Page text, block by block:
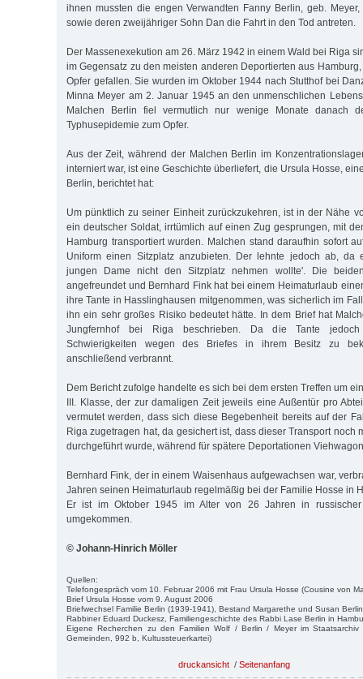
ihnen mussten die engen Verwandten Fanny Berlin, geb.
sowie deren zweijähriger Sohn Dan die Fahrt in den Tod antreten.
Der Massenexekution am 26. März 1942 in einem Wald bei Riga
im Gegensatz zu den meisten anderen Deportierten aus
Opfer gefallen. Sie wurden im Oktober 1944 nach Stutthof bei
Minna Meyer am 2. Januar 1945 an den unmenschlichen
Malchen Berlin fiel vermutlich nur wenige Monate danach
Typhusepidemie zum Opfer.
Aus der Zeit, während der Malchen Berlin im
interniert war, ist eine Geschichte überliefert, die Ursula Hosse,
Berlin, berichtet hat:
Um pünktlich zu seiner Einheit zurückzukehren, ist in der Nähe
ein deutscher Soldat, irrtümlich auf einen Zug gesprungen, mit
Hamburg transportiert wurden. Malchen stand daraufhin sofort
Uniform einen Sitzplatz anzubieten. Der lehnte jedoch ab, da
jungen Dame nicht den Sitzplatz nehmen wollte'. Die
angefreundet und Bernhard Fink hat bei einem Heimaturlaub
ihre Tante in Hasslinghausen mitgenommen, was sicherlich im
ihn ein sehr großes Risiko bedeutet hätte. In dem Brief hat
Jungfernhof bei Riga beschrieben. Da die Tante
Schwierigkeiten wegen des Briefes in ihrem Besitz zu
anschließend verbrannt.
Dem Bericht zufolge handelte es sich bei dem ersten Treffen um
III. Klasse, der zur damaligen Zeit jeweils eine Außentür pro
vermutet werden, dass sich diese Begebenheit bereits auf der
Riga zugetragen hat, da gesichert ist, dass dieser Transport noch
durchgeführt wurde, während für spätere Deportationen
Bernhard Fink, der in einem Waisenhaus aufgewachsen war,
Jahren seinen Heimaturlaub regelmäßig bei der Familie Hosse in
Er ist im Oktober 1945 im Alter von 26 Jahren in russischer
umgekommen.
© Johann-Hinrich Möller
Quellen:
Telefongespräch vom 10. Februar 2006 mit Frau Ursula Hosse (Cousine von
Brief Ursula Hosse vom 9. August 2006
Briefwechsel Familie Berlin (1939-1941), Bestand Margarethe und Susan
Rabbiner Eduard Duckesz, Familiengeschichte des Rabbi Lase Berlin in
Eigene Recherchen zu den Familien Wolf / Berlin / Meyer im Staatsarchiv
Gemeinden, 992 b, Kultussteuerkartei)
druckansicht / Seitenanfang